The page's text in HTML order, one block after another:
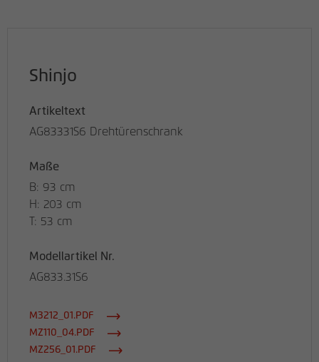
Shinjo
Artikeltext
AG83331S6 Drehtürenschrank
Maße
B: 93 cm
H: 203 cm
T: 53 cm
Modellartikel Nr.
AG833.31S6
M3212_01.PDF
MZ110_04.PDF
MZ256_01.PDF